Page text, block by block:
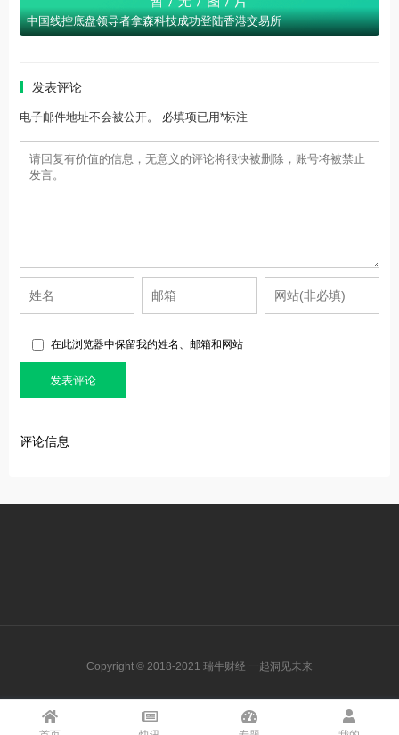
中国线控底盘领导者拿森科技成功登陆香港交易所
发表评论
电子邮件地址不会被公开。 必填项已用*标注
在此浏览器中保留我的姓名、邮箱和网站
评论信息
Copyright © 2018-2021 瑞牛财经 一起洞见未来